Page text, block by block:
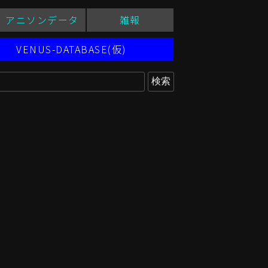
アニソンデータ 雑報
VENUS-DATABASE(仮)